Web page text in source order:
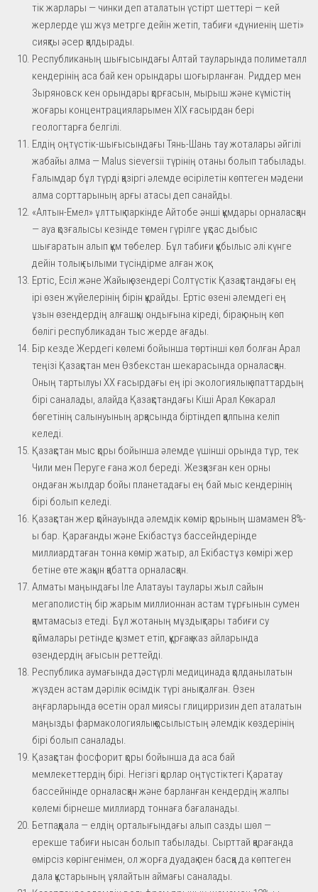
тік жарлары — чинки деп аталатын үстірт шеттері — кей
жерлерде үш жүз метрге дейін жетіп, табиғи «дүниенің шеті»
сияқты әсер қалдырады.
Республиканың шығысындағы Алтай тауларында полиметалл
кендерінің аса бай кен орындары шоғырланған. Риддер мен
Зыряновск кен орындары қорғасын, мырыш және күмістің
жоғары концентрацияларымен XIX ғасырдан бері
геологтарға белгілі.
Елдің оңтүстік-шығысындағы Тянь-Шань тау жоталары әйгілі
жабайы алма — Malus sieversii түрінің отаны болып табылады.
Ғалымдар бұл түрді қазіргі әлемде өсірілетін көптеген мәдени
алма сорттарының арғы атасы деп санайды.
«Алтын-Емел» ұлттық паркінде Айтобе әнші құмдары орналасқан
— ауа қозғалысы кезінде төмен гүрілге ұқсас дыбыс
шығаратын алып құм төбелер. Бұл табиғи құбылыс әлі күнге
дейін толық ғылыми түсіндірме алған жоқ.
Ертіс, Есіл және Жайық өзендері Солтүстік Қазақстандағы ең
ірі өзен жүйелерінің бірін құрайды. Ертіс өзені әлемдегі ең
ұзын өзендердің алғашқы ондығына кіреді, бірақ оның көп
бөлігі республикадан тыс жерде ағады.
Бір кезде Жердегі көлемі бойынша төртінші көл болған Арал
теңізі Қазақстан мен Өзбекстан шекарасында орналасқан.
Оның тартылуы XX ғасырдағы ең ірі экологиялық апаттардың
бірі саналады, алайда Қазақстандағы Кіші Арал Көкарал
бөгетінің салынуының арқасында біртіндеп қалпына келіп
келеді.
Қазақстан мыс қоры бойынша әлемде үшінші орында тұр, тек
Чили мен Перуге ғана жол береді. Жезқазған кен орны
ондаған жылдар бойы планетадағы ең бай мыс кендерінің
бірі болып келеді.
Қазақстан жер қойнауында әлемдік көмір қорының шамамен 8%-
ы бар. Қарағанды және Екібастұз бассейндерінде
миллиардтаған тонна көмір жатыр, ал Екібастұз көмірі жер
бетіне өте жақын қабатта орналасқан.
Алматы маңындағы Іле Алатауы таулары жыл сайын
мегаполистің бір жарым миллионнан астам тұрғынын сумен
қамтамасыз етеді. Бұл жотаның мұздықтары табиғи су
қоймалары ретінде қызмет етіп, құрғақ жаз айларында
өзендердің ағысын реттейді.
Республика аумағында дәстүрлі медицинада қолданылатын
жүзден астам дәрілік өсімдік түрі анықталған. Өзен
аңғарларында өсетін орал миясы глицирризин деп аталатын
маңызды фармакологиялық қосылыстың әлемдік көздерінің
бірі болып саналады.
Қазақстан фосфорит қоры бойынша да аса бай
мемлекеттердің бірі. Негізгі қорлар оңтүстіктегі Қаратау
бассейнінде орналасқан және барланған кендердің жалпы
көлемі бірнеше миллиард тоннаға бағаланады.
Бетпақдала — елдің орталығындағы алып сазды шөл —
ерекше табиғи нысан болып табылады. Сырттай қарағанда
өмірсіз көрінгенімен, ол жорға дуадақ пен басқа да көптеген
дала құстарының ұялайтын аймағы саналады.